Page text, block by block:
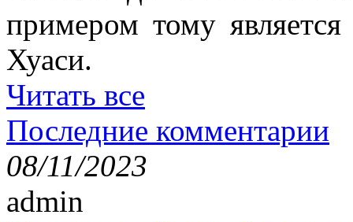
примером тому является
Хуаси.
Читать все
Последние комментарии
08/11/2023
admin